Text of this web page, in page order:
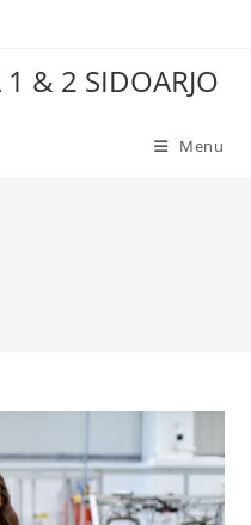
& 2 SIDOARJO
Menu